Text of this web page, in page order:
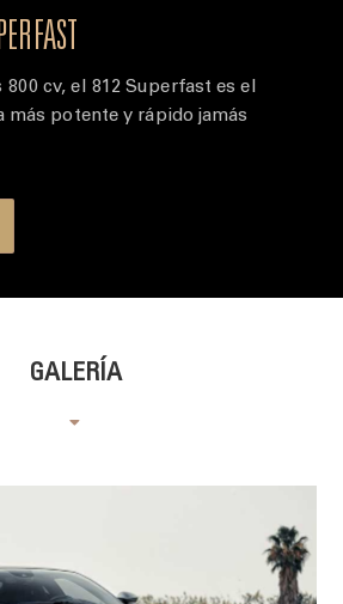
cv, el 812 Superfast es el
más potente y rápido jamás
GALERÍA